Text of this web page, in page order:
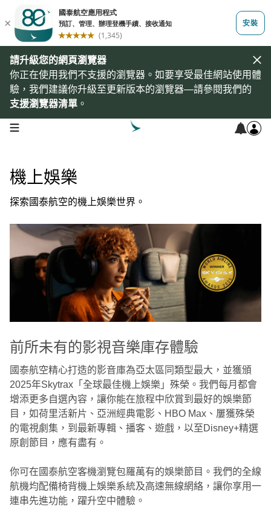
請升級您的網頁瀏覽器
你正在使用我們不支援的瀏覽器。如要享受最佳網站使用體
驗，我們建議你升級至更新版本的瀏覽器—請參閱我們的
支援瀏覽器清單 。
open navigation menu
機上娛樂
探索國泰航空的機上娛樂世界。
前所未有的影視音樂庫存體驗
國泰航空精心打造的影音庫為亞太區同類型最大，並獲頒
2025年Skytrax「全球最佳機上娛樂」殊榮。我們每月都會
增添更多自選內容，讓你能在旅程中欣賞到最好的娛樂節
目，如荷里活新片、亞洲經典電影、HBO Max、屢獲殊榮
的電視劇集，到最新專輯、播客、遊戲，以至Disney+精選
原創節目，應有盡有。
你可在國泰航空客機瀏覽包羅萬有的娛樂節目。我們的全線
航機均配備椅背機上娛樂系統及高速無線網絡，讓你享用一
連串先進功能，躍升空中體驗。